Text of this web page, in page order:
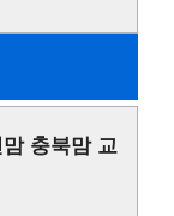
충북맘 교